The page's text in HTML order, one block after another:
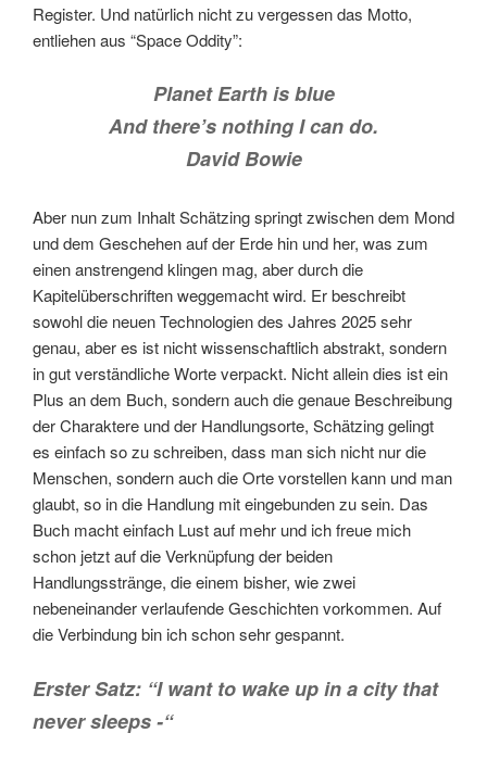
Register. Und natürlich nicht zu vergessen das Motto,
entliehen aus “Space Oddity”:
Planet Earth is blue
And there’s nothing I can do.
David Bowie
Aber nun zum Inhalt Schätzing springt zwischen dem Mond
und dem Geschehen auf der Erde hin und her, was zum
einen anstrengend klingen mag, aber durch die
Kapitelüberschriften weggemacht wird. Er beschreibt
sowohl die neuen Technologien des Jahres 2025 sehr
genau, aber es ist nicht wissenschaftlich abstrakt, sondern
in gut verständliche Worte verpackt. Nicht allein dies ist ein
Plus an dem Buch, sondern auch die genaue Beschreibung
der Charaktere und der Handlungsorte, Schätzing gelingt
es einfach so zu schreiben, dass man sich nicht nur die
Menschen, sondern auch die Orte vorstellen kann und man
glaubt, so in die Handlung mit eingebunden zu sein. Das
Buch macht einfach Lust auf mehr und ich freue mich
schon jetzt auf die Verknüpfung der beiden
Handlungsstränge, die einem bisher, wie zwei
nebeneinander verlaufende Geschichten vorkommen. Auf
die Verbindung bin ich schon sehr gespannt.
Erster Satz: “I want to wake up in a city that
never sleeps -“